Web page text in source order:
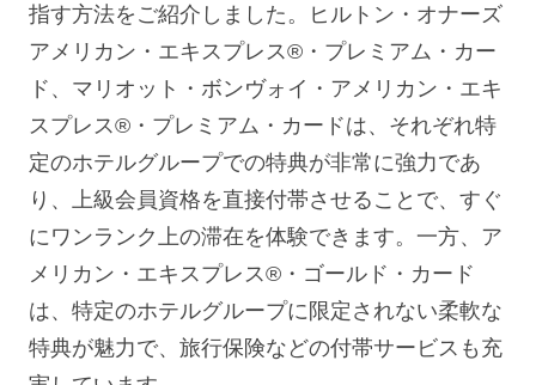
指す方法をご紹介しました。ヒルトン・オナーズ
アメリカン・エキスプレス®・プレミアム・カー
ド、マリオット・ボンヴォイ・アメリカン・エキ
スプレス®・プレミアム・カードは、それぞれ特
定のホテルグループでの特典が非常に強力であ
り、上級会員資格を直接付帯させることで、すぐ
にワンランク上の滞在を体験できます。一方、ア
メリカン・エキスプレス®・ゴールド・カード
は、特定のホテルグループに限定されない柔軟な
特典が魅力で、旅行保険などの付帯サービスも充